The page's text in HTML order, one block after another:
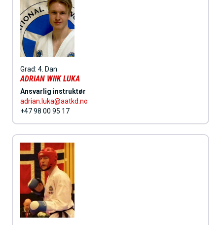
Grad: 4. Dan
ADRIAN WIIK LUKA
Ansvarlig instruktør
adrian.luka@aatkd.no
+47 98 00 95 17